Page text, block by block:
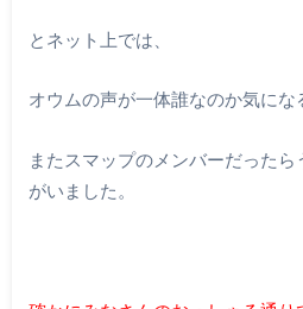
とネット上では、
オウムの声が一体誰なのか気にな
またスマップのメンバーだった
がいました。